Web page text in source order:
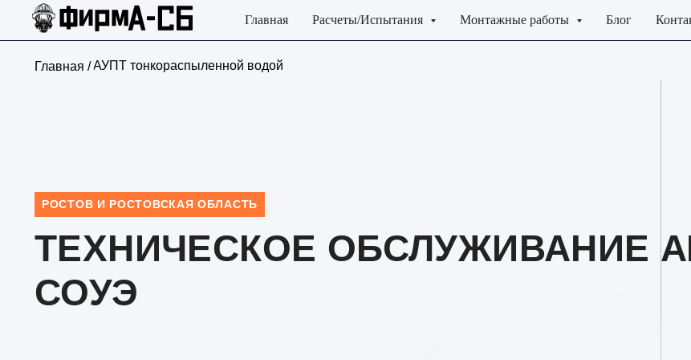
Главная Расчеты/Испытания Монтажные работы Блог
АУПТ тонкораспыленной водой
Главная /
ТЕХНИЧЕСКОЕ ОБСЛУЖИВАНИЕ
СОУЭ
РОСТОВ И РОСТОВСКАЯ ОБЛАСТЬ